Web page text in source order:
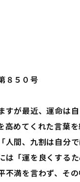
８５０号
すが最近、運命は
めてくれた言葉を
人間、九割は自分
は「運を良くするた
不満を言わず、そ